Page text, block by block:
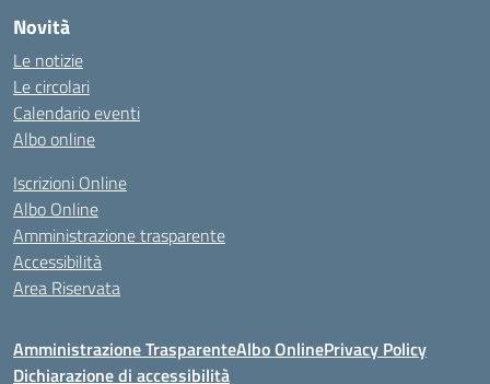
Novità
Le notizie
Le circolari
Calendario eventi
Albo online
Iscrizioni Online
Albo Online
Amministrazione trasparente
Accessibilità
Area Riservata
Amministrazione TrasparenteAlbo OnlinePrivacy Policy
Dichiarazione di accessibilità